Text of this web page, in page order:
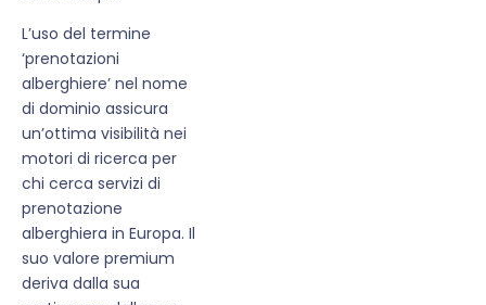
L’uso del termine
‘prenotazioni
alberghiere’ nel nome
di dominio assicura
un’ottima visibilità nei
motori di ricerca per
chi cerca servizi di
prenotazione
alberghiera in Europa. Il
suo valore premium
deriva dalla sua